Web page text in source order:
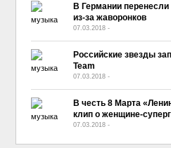
В Германии
из-за жаворонков
07.03.2018 -
Российские звезды
Team
07.03.2018 -
В честь 8 Марта
клип о женщине-
07.03.2018 -